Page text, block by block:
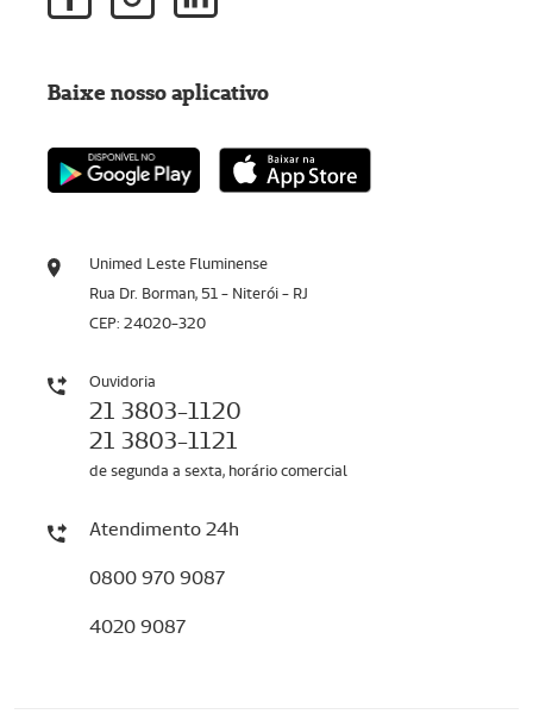
Unimed Leste Fluminense
Rua Dr. Borman, 51 - Niterói - RJ
CEP: 24020-320
Ouvidoria
21 3803-1120
21 3803-1121
de segunda a sexta, horário comercial
Atendimento 24h
0800 970 9087
4020 9087
Baixe nosso aplicativo